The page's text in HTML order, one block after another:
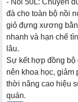
- Nồi 50L: Chuyên
đà cho toàn bộ nồi
giỏ đựng xương
nhanh và hạn chế
lâu.
Sự kết hợp đồng bộ
nên khoa học, giảm
thời nâng cao hiệu
quán.